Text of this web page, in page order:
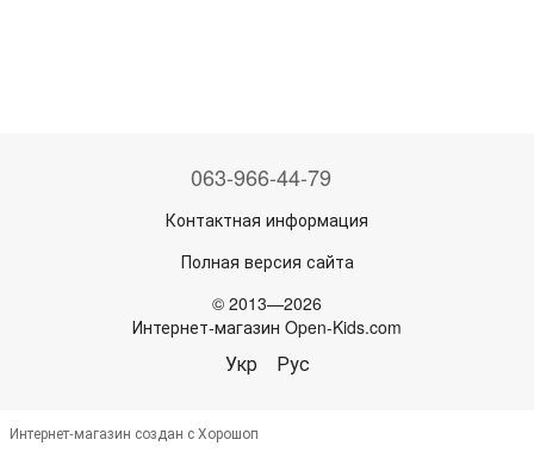
063-966-44-79
Контактная информация
Полная версия сайта
© 2013—2026
Интернет-магазин Open-Kids.com
Укр Рус
Интернет-магазин создан с Хорошоп